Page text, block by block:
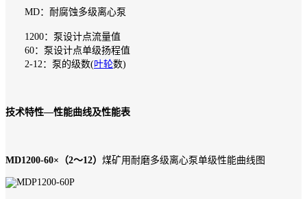
MD：耐腐蚀多级离心泵
1200：泵设计点流量值
60：泵设计点单级扬程值
2-12：泵的级数(叶轮数)
技术特性—性能曲线及性能表
MD1200-60×（2～12） 煤矿用耐磨多级离心泵单级性能曲线图